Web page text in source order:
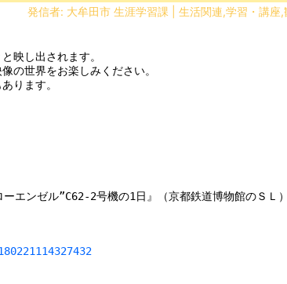
発信者: 大牟田市 生涯学習課 | 生活関連,学習・講座
映し出されます。
の世界をお楽しみください。
ります。
エンゼル”C62-2号機の1日』（京都鉄道博物館のＳＬ